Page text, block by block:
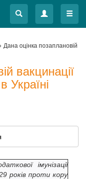
Меню
Меню
Дана оцінка позаплановій
вакцинації
Україні
імунізації
років проти кору